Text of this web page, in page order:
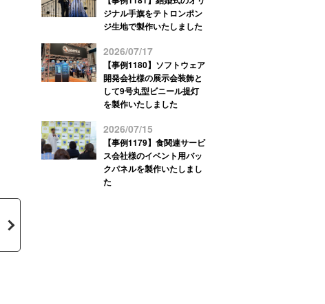
ジナル手旗をテトロンポン
ジ生地で製作いたしました
2026/07/17
【事例1180】ソフトウェア
開発会社様の展示会装飾と
して9号丸型ビニール提灯
を製作いたしました
2026/07/15
【事例1179】食関連サービ
ス会社様のイベント用バッ
クパネルを製作いたしまし
た